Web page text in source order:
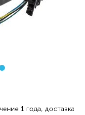
1 года, доставка